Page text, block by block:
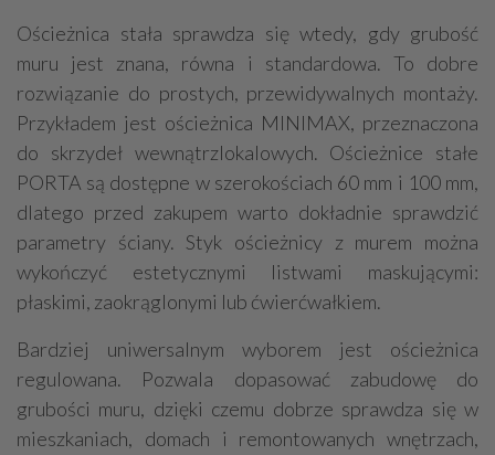
Ościeżnica stała sprawdza się wtedy, gdy grubość
muru jest znana, równa i standardowa. To dobre
rozwiązanie do prostych, przewidywalnych montaży.
Przykładem jest ościeżnica MINIMAX, przeznaczona
do skrzydeł wewnątrzlokalowych. Ościeżnice stałe
PORTA są dostępne w szerokościach 60 mm i 100 mm,
dlatego przed zakupem warto dokładnie sprawdzić
parametry ściany. Styk ościeżnicy z murem można
wykończyć estetycznymi listwami maskującymi:
płaskimi, zaokrąglonymi lub ćwierćwałkiem.
Bardziej uniwersalnym wyborem jest ościeżnica
regulowana. Pozwala dopasować zabudowę do
grubości muru, dzięki czemu dobrze sprawdza się w
mieszkaniach, domach i remontowanych wnętrzach,